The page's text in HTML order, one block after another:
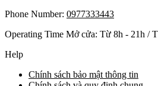
Phone Number: 0977333443
Operating Time Mở cửa: Từ 8h - 21h /
Help
Chính sách bảo mật thông tin